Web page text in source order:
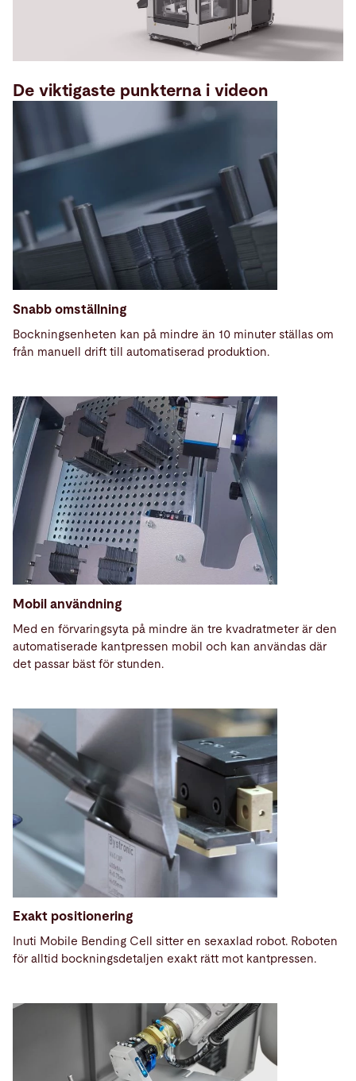
De viktigaste punkterna i videon
Snabb omställning
Bockningsenheten kan på mindre än 10 minuter ställas om
från manuell drift till automatiserad produktion.
Mobil användning
Med en förvaringsyta på mindre än tre kvadratmeter är den
automatiserade kantpressen mobil och kan användas där
det passar bäst för stunden.
Exakt positionering
Inuti Mobile Bending Cell sitter en sexaxlad robot. Roboten
för alltid bockningsdetaljen exakt rätt mot kantpressen.